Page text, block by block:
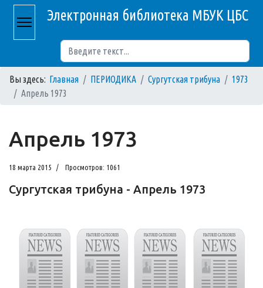
Электронная библиотека МБУК ЦБС
Вы здесь: Главная ПЕРИОДИКА Сургутская трибуна
1973
Апрель 1973
Апрель 1973
18 марта 2015 Просмотров: 1061
Сургутская трибуна - Апрель 1973